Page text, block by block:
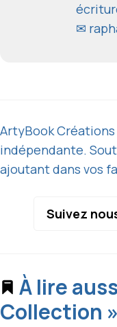
✉
ArtyBook
indépendante.
ajoutant dans vos
Suivez
À lire
Collection »